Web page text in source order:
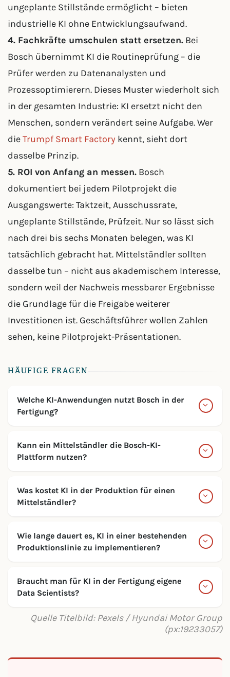
ungeplante Stillstände ermöglicht – bieten
industrielle KI ohne Entwicklungsaufwand.
4. Fachkräfte umschulen statt ersetzen. Bei
Bosch übernimmt KI die Routineprüfung – die
Prüfer werden zu Datenanalysten und
Prozessoptimierern. Dieses Muster wiederholt sich
in der gesamten Industrie: KI ersetzt nicht den
Menschen, sondern verändert seine Aufgabe. Wer
dieTrumpf Smart Factory kennt, sieht dort
dasselbe Prinzip.
5. ROI von Anfang an messen. Bosch
dokumentiert bei jedem Pilotprojekt die
Ausgangswerte: Taktzeit, Ausschussrate,
ungeplante Stillstände, Prüfzeit. Nur so lässt sich
nach drei bis sechs Monaten belegen, was KI
tatsächlich gebracht hat. Mittelständler sollten
dasselbe tun – nicht aus akademischem Interesse,
sondern weil der Nachweis messbarer Ergebnisse
die Grundlage für die Freigabe weiterer
Investitionen ist. Geschäftsführer wollen Zahlen
sehen, keine Pilotprojekt-Präsentationen.
HÄUFIGE FRAGEN
Welche KI-Anwendungen nutzt Bosch in der
Fertigung?
Kann ein Mittelständler die Bosch-KI-
Plattform nutzen?
Was kostet KI in der Produktion für einen
Mittelständler?
Wie lange dauert es, KI in einer bestehenden
Produktionslinie zu implementieren?
Braucht man für KI in der Fertigung eigene
Data Scientists?
Quelle Titelbild: Pexels / Hyundai Motor Group
(px:19233057)